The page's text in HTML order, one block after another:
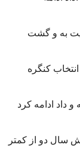
به و گشت
کنگره
داد ادامه کرد
سال دو از کمتر